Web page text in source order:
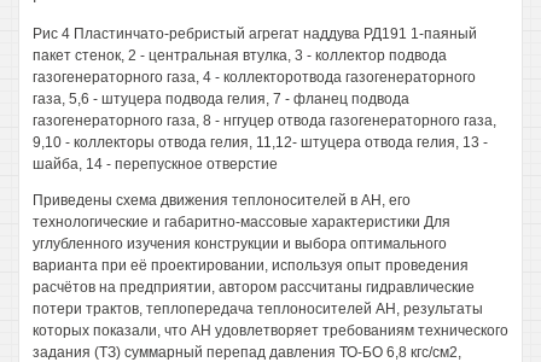
Рис 4 Пластинчато-ребристый агрегат наддува РД191 1-паяный
пакет стенок, 2 - центральная втулка, 3 - коллектор подвода
газогенераторного газа, 4 - коллекторотвода газогенераторного
газа, 5,6 - штуцера подвода гелия, 7 - фланец подвода
газогенераторного газа, 8 - нггуцер отвода газогенераторного газа,
9,10 - коллекторы отвода гелия, 11,12- штуцера отвода гелия, 13 -
шайба, 14 - перепускное отверстие
Приведены схема движения теплоносителей в АН, его
технологические и габаритно-массовые характеристики Для
углубленного изучения конструкции и выбора оптимального
варианта при её проектировании, используя опыт проведения
расчётов на предприятии, автором рассчитаны гидравлические
потери трактов, теплопередача теплоносителей АН, результаты
которых показали, что АН удовлетворяет требованиям технического
задания (ТЗ) суммарный перепад давления ТО-БО 6,8 кгс/см2,